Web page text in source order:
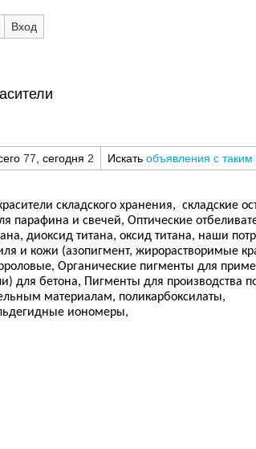
Вход
77 , сегодня 2 Искать объявления с таким
складского хранения, складские
парафина и свечей, Оптические
диоксид титана, оксид титана, наши
и кожи (азопигмент, жирорастворимые
Органические пигменты для
для бетона, Пигменты для производства
материалам, поликарбоксилаты,
иономеры,